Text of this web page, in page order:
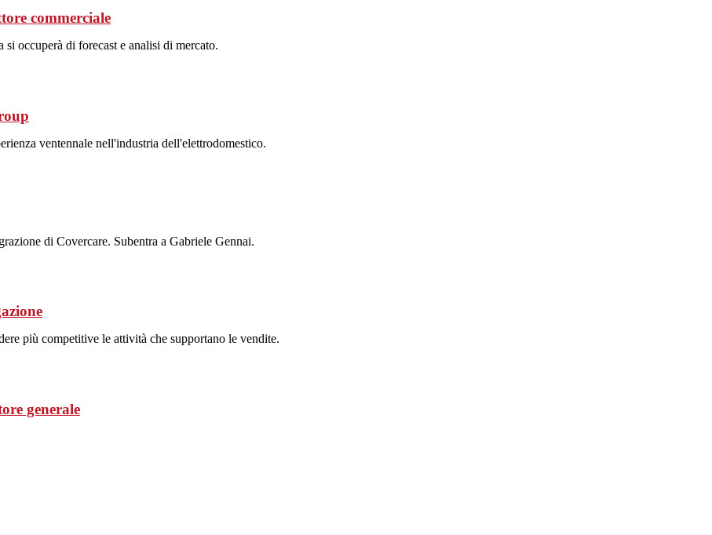
commerciale
occuperà di forecast e analisi di mercato.
ventennale nell'industria dell'elettrodomestico.
di Covercare. Subentra a Gabriele Gennai.
più competitive le attività che supportano le vendite.
generale